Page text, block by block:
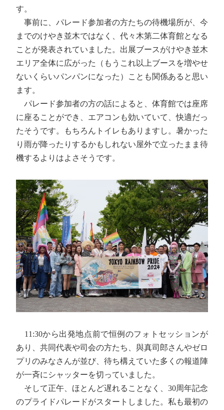
す。
事前に、パレード参加者の方たちの待機場所が、今
までのけやき並木ではなく、代々木第二体育館となる
ことが発表されていました。出展ブースがけやき並木
エリア全体に広がった（もうこれ以上ブースを増やせ
ないくらいパンパンになった）ことも関係あると思い
ます。
パレード参加者の方の話によると、体育館では座席
に座ることができ、エアコンも効いていて、快適だっ
たそうです。もちろんトイレもありますし。暑かった
り雨が降ったりするかもしれない屋外で立ったまま待
機するよりはよさそうです。
11:30から出発地点前で恒例のフォトセッションが
あり、共同代表や司会の方たち、與真司郎さんやゼロ
プリのみなさんが並び、待ち構えていた多くの報道陣
が一斉にシャッターを切っていました。
そして正午、ほとんど遅れることなく、30周年記念
のプライドパレードがスタートしました。私も最初の